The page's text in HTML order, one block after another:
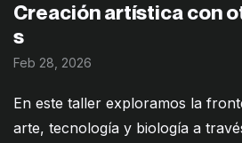
Creación artística con
s
Feb 28, 2026
En este taller exploramos la
arte, tecnología y biología a